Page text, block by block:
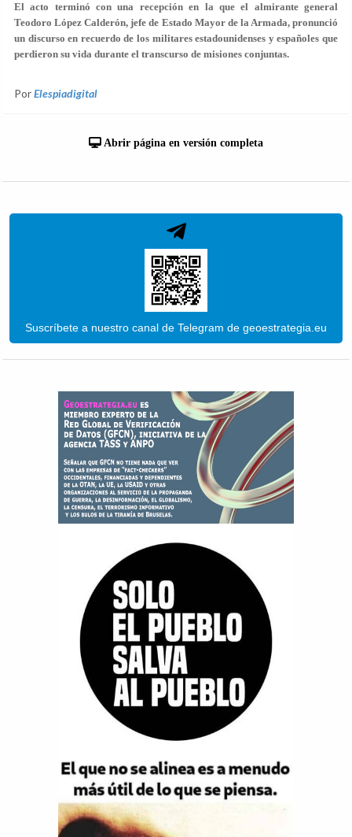
El acto terminó con una recepción en la que el almirante general
Teodoro López Calderón, jefe de Estado Mayor de la Armada, pronunció
un discurso en recuerdo de los militares estadounidenses y españoles que
perdieron su vida durante el transcurso de misiones conjuntas.
PorElespiadigital
Abrir página en versión completa
Suscríbete a nuestro canal de Telegram de geoestrategia.eu